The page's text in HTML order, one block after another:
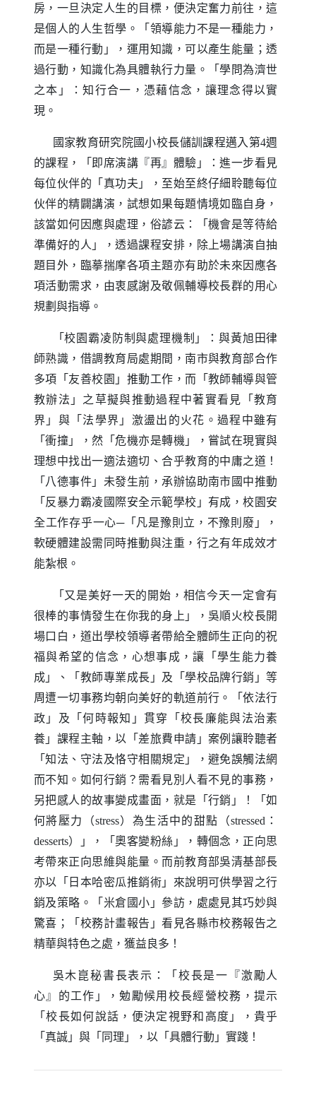
房，一旦決定人生的目標，便決定奮力前往，這
是個人的人生哲學。「領導能力不是一種能力，
而是一種行動」，運用知識，可以產生能量；透
過行動，知識化為具體執行力量。「學問為濟世
之本」：知行合一，憑藉信念，讓理念得以實
現。
國家教育研究院國小校長儲訓課程邁入第4週
的課程，「即席演講『再』體驗」：進一步看見
每位伙伴的「真功夫」，至始至終仔細聆聽每位
伙伴的精闢講演，試想如果每題情境如臨自身，
該當如何因應與處理，俗諺云：「機會是等待給
準備好的人」，透過課程安排，除上場講演自抽
題目外，臨摹揣摩各項主題亦有助於未來因應各
項活動需求，由衷感謝及敬佩輔導校長群的用心
規劃與指導。
「校園霸凌防制與處理機制」：與黃旭田律
師熟識，借調教育局處期間，南市與教育部合作
多項「友善校園」推動工作，而「教師輔導與管
教辦法」之草擬與推動過程中著實看見「教育
界」與「法學界」激盪出的火花。過程中雖有
「衝撞」，然「危機亦是轉機」，嘗試在現實與
理想中找出一適法適切、合乎教育的中庸之道！
「八德事件」未發生前，承辦協助南市國中推動
「反暴力霸凌國際安全示範學校」有成，校園安
全工作存乎一心─「凡是豫則立，不豫則廢」，
軟硬體建設需同時推動與注重，行之有年成效才
能紮根。
「又是美好一天的開始，相信今天一定會有
很棒的事情發生在你我的身上」，吳順火校長開
場口白，道出學校領導者帶給全體師生正向的祝
福與希望的信念，心想事成，讓「學生能力養
成」、「教師專業成長」及「學校品牌行銷」等
周遭一切事務均朝向美好的軌道前行。「依法行
政」及「何時報知」貫穿「校長廉能與法治素
養」課程主軸，以「差旅費申請」案例讓聆聽者
「知法、守法及恪守相關規定」，避免誤觸法網
而不知。如何行銷？需看見別人看不見的事務，
另把感人的故事變成畫面，就是「行銷」！「如
何將壓力（stress）為生活中的甜點（stressed：
desserts）」，「奧客變粉絲」，轉個念，正向思
考帶來正向思維與能量。而前教育部吳清基部長
亦以「日本哈密瓜推銷術」來說明可供學習之行
銷及策略。「米倉國小」參訪，處處見其巧妙與
驚喜；「校務計畫報告」看見各縣市校務報告之
精華與特色之處，獲益良多！
吳木崑秘書長表示：「校長是一『激勵人
心』的工作」，勉勵候用校長經營校務，提示
「校長如何說話，便決定視野和高度」，貴乎
「真誠」與「同理」，以「具體行動」實踐！